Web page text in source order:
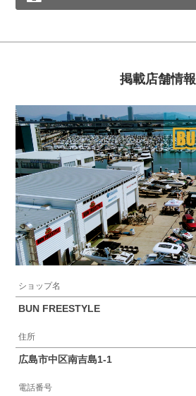
掲載店舗情報
ショップ名
BUN FREESTYLE
住所
広島市中区南吉島1-1
電話番号